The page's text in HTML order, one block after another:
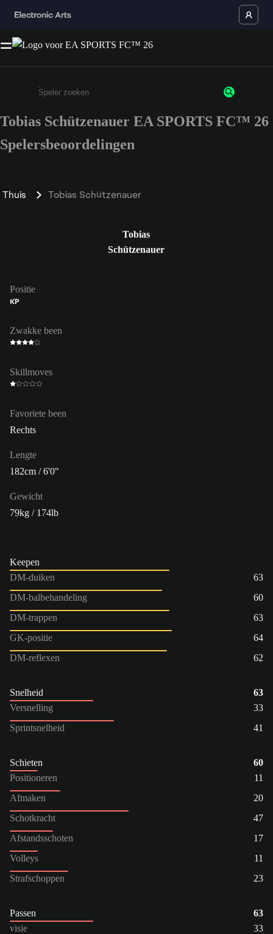
Enter a minimum of 3 characters or numbers
Tobias Schützenauer EA SPORTS FC™ 26
Spelersbeoordelingen
Thuis Tobias Schützenauer
Tobias
Schützenauer
Positie
KP
Zwakke been
Skillmoves
Favoriete been
Rechts
Lengte
182cm / 6'0"
Gewicht
79kg / 174lb
Keepen
DM-duiken
63
DM-balbehandeling
60
DM-trappen
63
GK-positie
64
DM-reflexen
62
Snelheid
63
Versnelling
33
Sprintsnelheid
41
Schieten
60
Positioneren
11
Afmaken
20
Schotkracht
47
Afstandsschoten
17
Volleys
11
Strafschoppen
23
Passen
63
visie
33